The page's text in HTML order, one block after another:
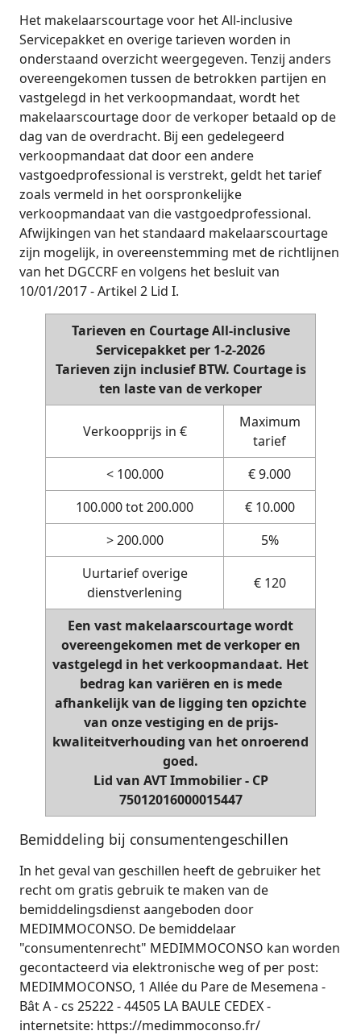
Het makelaarscourtage voor het All-inclusive
Servicepakket en overige tarieven worden in
onderstaand overzicht weergegeven. Tenzij anders
overeengekomen tussen de betrokken partijen en
vastgelegd in het verkoopmandaat, wordt het
makelaarscourtage door de verkoper betaald op de
dag van de overdracht. Bij een gedelegeerd
verkoopmandaat dat door een andere
vastgoedprofessional is verstrekt, geldt het tarief
zoals vermeld in het oorspronkelijke
verkoopmandaat van die vastgoedprofessional.
Afwijkingen van het standaard makelaarscourtage
zijn mogelijk, in overeenstemming met de richtlijnen
van het DGCCRF en volgens het besluit van
10/01/2017 - Artikel 2 Lid I.
Tarieven en Courtage All-inclusive
Servicepakket per 1-2-2026
Tarieven zijn inclusief BTW. Courtage is
ten laste van de verkoper
Verkoopprijs in €
Maximum
tarief
< 100.000
€ 9.000
100.000 tot 200.000
€ 10.000
> 200.000
5%
Uurtarief overige
dienstverlening
€ 120
Een vast makelaarscourtage wordt
overeengekomen met de verkoper en
vastgelegd in het verkoopmandaat. Het
bedrag kan variëren en is mede
afhankelijk van de ligging ten opzichte
van onze vestiging en de prijs-
kwaliteitverhouding van het onroerend
goed.
Lid van AVT Immobilier - CP
75012016000015447
Bemiddeling bij consumentengeschillen
In het geval van geschillen heeft de gebruiker het
recht om gratis gebruik te maken van de
bemiddelingsdienst aangeboden door
MEDIMMOCONSO. De bemiddelaar
"consumentenrecht" MEDIMMOCONSO kan worden
gecontacteerd via elektronische weg of per post:
MEDIMMOCONSO, 1 Allée du Pare de Mesemena -
Bât A - cs 25222 - 44505 LA BAULE CEDEX -
internetsite: https://medimmoconso.fr/